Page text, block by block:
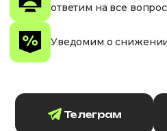
ответим на все
Уведомим о
Телеграм